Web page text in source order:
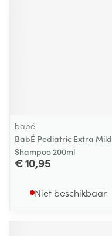
babé
BabÉ Pediatric Extra Mild
Shampoo 200ml
€ 10,95
Niet beschikbaar